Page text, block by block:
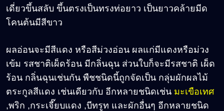
เดี่ยวขึ้นสลับ ขึ้นตรงเป็นทรงท่อยาว เป็นยาวคล้ายมีด
โคนต้นมีสีขาว
ผลอ่อนจะมีสีแดง หรือสีม่วงอ่อน ผลแก่มีแดงหรือม่วง
เข้ม รสชาติเผ็ดร้อน มีกลิ่นฉุน ส่วนใบก็จะมีรสชาติ เผ็ด
ร้อน กลิ่นฉุนเช่นกัน พืชชนิดนี้ถูกจัดเป็น กลุ่มผักผลไม้
ตระกูลสีแดง เช่นเดียวกับ อีกหลายชนิดเช่น มะเขือเทศ
,พริก ,กระเจี๊ยบแดง ,บีทรูท และผักอื่นๆ อีกหลายชนิด